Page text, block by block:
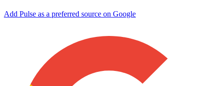
Add Pulse as a preferred source on Google